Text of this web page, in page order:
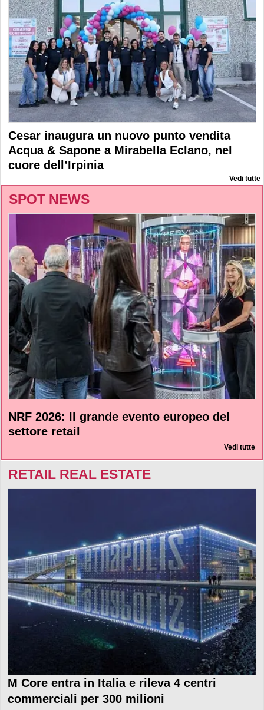
Cesar inaugura un nuovo punto vendita
Acqua & Sapone a Mirabella Eclano, nel
cuore dell’Irpinia
Vedi tutte
SPOT NEWS
NRF 2026: Il grande evento europeo del
settore retail
Vedi tutte
RETAIL REAL ESTATE
M Core entra in Italia e rileva 4 centri
commerciali per 300 milioni